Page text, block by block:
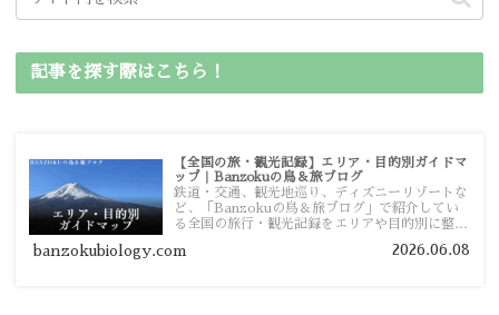
記事を探す際はこちら！
【全国の旅・観光記録】エリア・目的別ガイドマ
ップ｜Banzokuの鳥＆旅ブログ
鉄道・交通、観光地巡り、ディズニーリゾートな
ど、「Banzokuの鳥＆旅ブログ」で紹介してい
る全国の旅行・観光記録をエリアや目的別に整理
ガイドマップからスムーズに見つけていただけま
banzokubiology.com 2026.06.08